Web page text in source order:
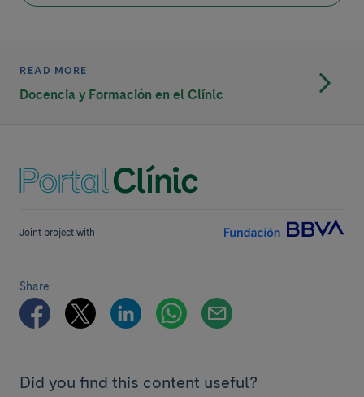
READ MORE
Docencia y Formación en el Clínic
Joint project with
Share
Did you find this content useful?